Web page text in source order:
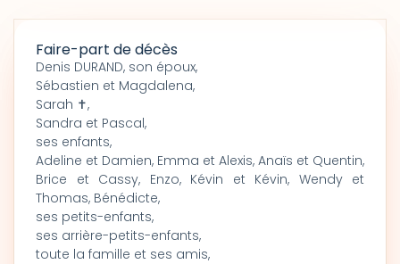
Faire-part de décès
Denis DURAND, son époux,
Sébastien et Magdalena,
Sarah ✝,
Sandra et Pascal,
ses enfants,
Adeline et Damien, Emma et Alexis, Anaïs et Quentin,
Brice et Cassy, Enzo, Kévin et Kévin, Wendy et
Thomas, Bénédicte,
ses petits-enfants,
ses arrière-petits-enfants,
toute la famille et ses amis,